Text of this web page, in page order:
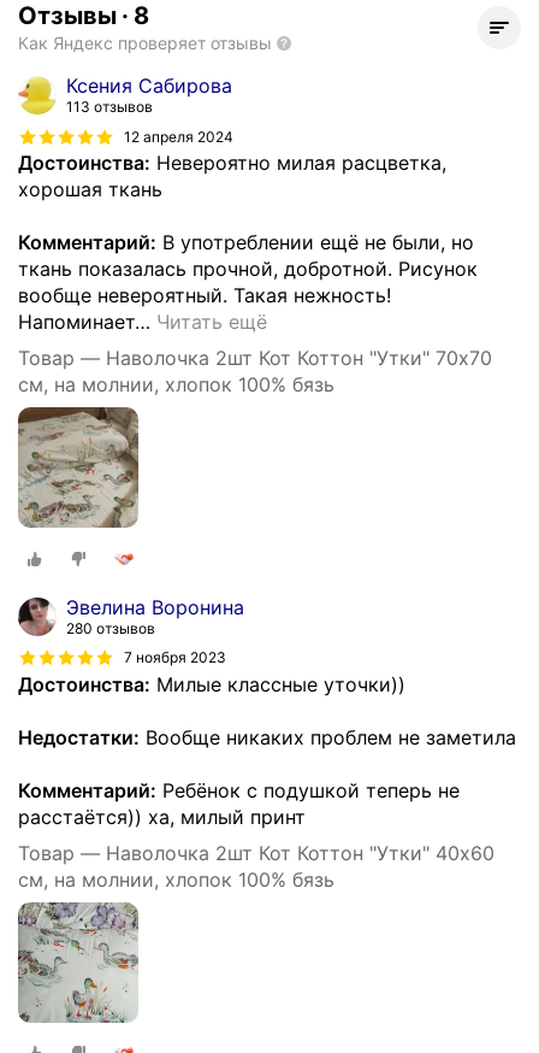
Отзывы · 8
Как Яндекс проверяет отзывы
Ксения Сабирова
113 отзывов
12 апреля 2024
Достоинства: Невероятно милая расцветка,
хорошая ткань
Комментарий: В употреблении ещё не были, но
ткань показалась прочной, добротной. Рисунок
вообще невероятный. Такая нежность!
Напоминает… Читать ещё
Товар — Наволочка 2шт Кот Коттон "Утки" 70х70
см, на молнии, хлопок 100% бязь
Эвелина Воронина
280 отзывов
7 ноября 2023
Достоинства: Милые классные уточки))
Недостатки: Вообще никаких проблем не заметила
Комментарий: Ребёнок с подушкой теперь не
расстаётся)) ха, милый принт
Товар — Наволочка 2шт Кот Коттон "Утки" 40х60
см, на молнии, хлопок 100% бязь